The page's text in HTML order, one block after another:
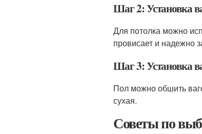
Шаг 2: Установка
Для потолка можно
провисает и надежно
Шаг 3: Установка
Пол можно обшить
сухая.
Советы по